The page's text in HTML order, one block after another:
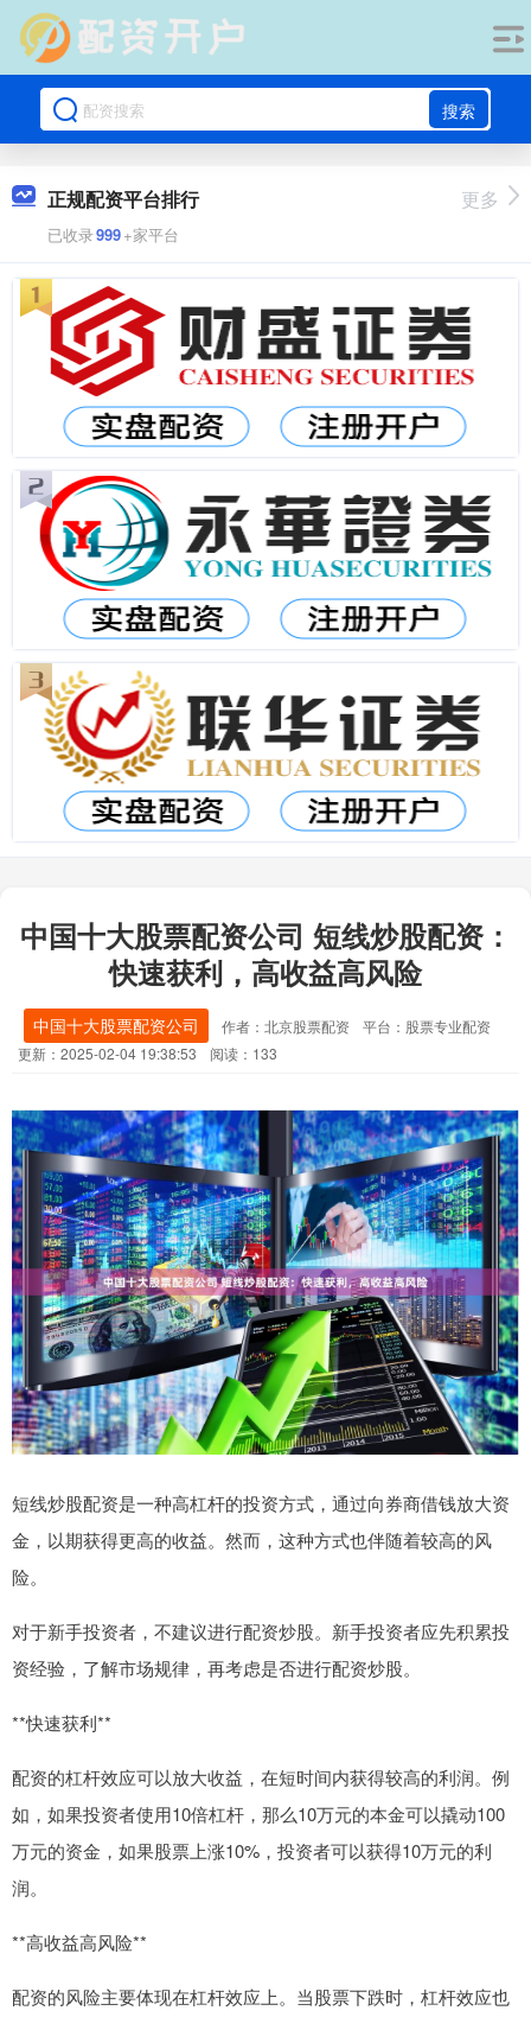
搜索
正规配资平台排行
已收录999+家平台
更多
中国十大股票配资公司 短线炒股配资：
快速获利，高收益高风险
中国十大股票配资公司 作者：北京股票配资
平台：股票专业配资
更新：2025-02-04 19:38:53
阅读：133
短线炒股配资是一种高杠杆的投资方式，通过向券商借钱放大资
金，以期获得更高的收益。然而，这种方式也伴随着较高的风
险。
对于新手投资者，不建议进行配资炒股。新手投资者应先积累投
资经验，了解市场规律，再考虑是否进行配资炒股。
**快速获利**
配资的杠杆效应可以放大收益，在短时间内获得较高的利润。例
如，如果投资者使用10倍杠杆，那么10万元的本金可以撬动100
万元的资金，如果股票上涨10%，投资者可以获得10万元的利
润。
**高收益高风险**
配资的风险主要体现在杠杆效应上。当股票下跌时，杠杆效应也